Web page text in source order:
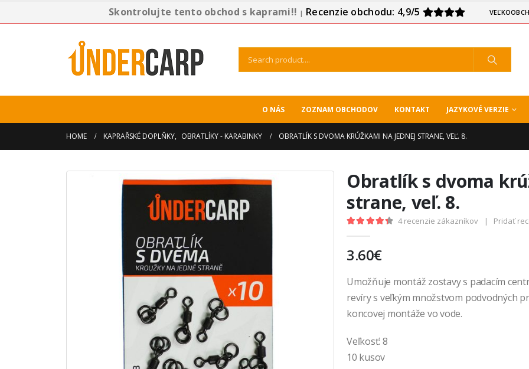
Skontrolujte tento obchod s kaprami!! | Recenzie obchodu: 4,9/5
O NÁS ZOZNAM OBCHODOV KONTAKT JAZYKOVÉ VERZIE
HOME KAPRAŘSKÉ DOPLŇKY, OBRATLÍKY - KARABINKY OBRATLÍK S DVOMA KRÚŽKAMI NA JEDNEJ STRANE, VEĽ. 8.
Obratlík s dvoma
strane, veľ. 8.
4recenzie zákazníkov | Pridať
3.60€
Umožňuje montáž zostavy s padacím
revíry s veľkým množstvom podvodných
koncovej montáže vo vode.
Veľkosť: 8
10 kusov